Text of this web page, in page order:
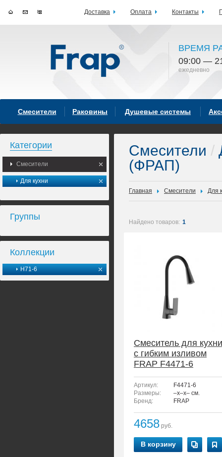
ВРЕМЯ
09:00 —
ежедневно
Смесители Раковины Душевые системы
Категории
Смесители
Для кухни
Группы
Коллекции
H71-6
Смесители /
(ФРАП)
Главная Смесители Для
Найдено товаров: 1
Смеситель для кухни
с гибким изливом
FRAP F4471-6
Артикул:
F4471-6
Размеры:
–x–x– см.
Бренд:
FRAP
4658 руб.
В корзину
Доставка Оплата Контакты